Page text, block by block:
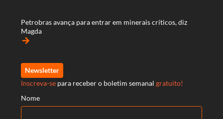
Petrobras avança para entrar em minerais críticos, diz
Magda
arrow_forward
Newsletter
Inscreva-se para receber o boletim semanal gratuito!
Nome